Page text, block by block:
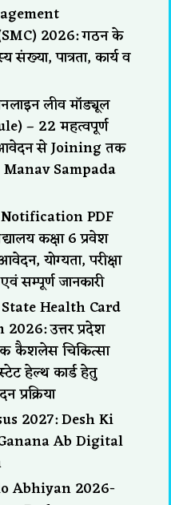
2026: गठन के
पात्रता, कार्य व
लीव मॉड्यूल
– 22 महत्वपूर्ण
आवेदन से Joining तक
Manav Sampada
Notification PDF
कक्षा 6 प्रवेश
योग्यता, परीक्षा
सम्पूर्ण जानकारी
Health Card
उत्तर प्रदेश
कैशलेस चिकित्सा
हेल्थ कार्ड हेतु
2027: Desh Ki
Ab Digital
Abhiyan 2026-